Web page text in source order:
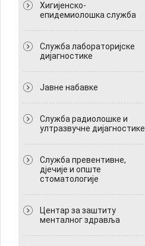
Хигијенско-
епидемиолошка служба
Служба лабораторијске
дијагностике
Јавне набавке
Служба радиолошке и
ултразвучне дијагностике
Служба превентивне,
дјечије и опште
стоматологије
Центар за заштиту
менталног здравља